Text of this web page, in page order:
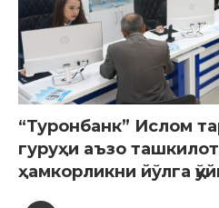
“Туронбанк” Ислом
гуруҳи аъзо
ҳамкорликни йўлга